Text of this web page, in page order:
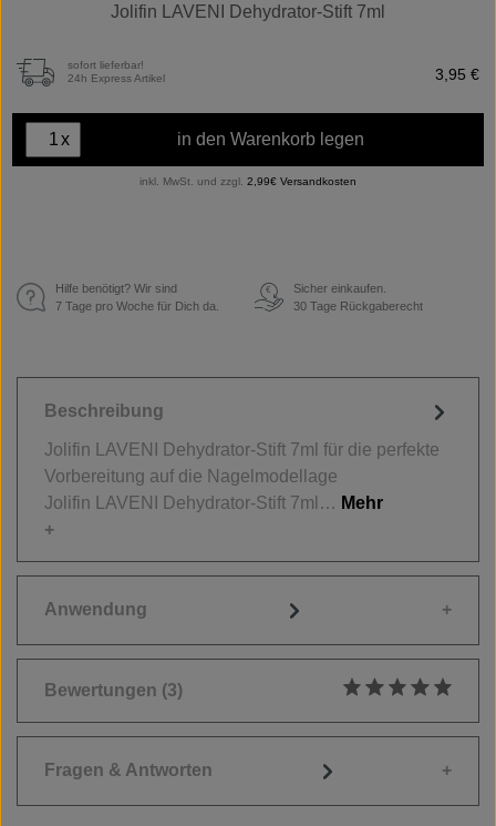
Jolifin LAVENI Dehydrator-Stift 7ml
sofort lieferbar!
24h Express Artikel
3,95 €
x in den Warenkorb legen
inkl. MwSt. und zzgl. 2,99€ Versandkosten
Hilfe benötigt? Wir sind
7 Tage pro Woche für Dich da.
€
Sicher einkaufen.
30 Tage Rückgaberecht
Beschreibung
Jolifin LAVENI Dehydrator-Stift 7ml für die perfekte
Vorbereitung auf die Nagelmodellage
Jolifin LAVENI Dehydrator-Stift 7ml… Mehr
Anwendung
Bewertungen (3)
Fragen & Antworten